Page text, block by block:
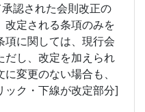
認された会則改正の
改定される条項のみを
項に関しては、現行会
だし、改定を加えられ
変更のない場合も、
ック・下線が改定部分]